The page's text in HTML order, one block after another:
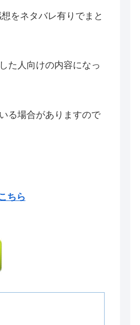
をネタバレ有りでまと
た人向けの内容になっ
る場合がありますので
ちら